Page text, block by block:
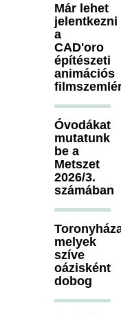
Már lehet
jelentkezni
a
CAD'oro
építészeti
animációs
Óvodákat
mutatunk
be a
Metszet
2026/3.
számában
melyek
szíve
oázisként
dobog